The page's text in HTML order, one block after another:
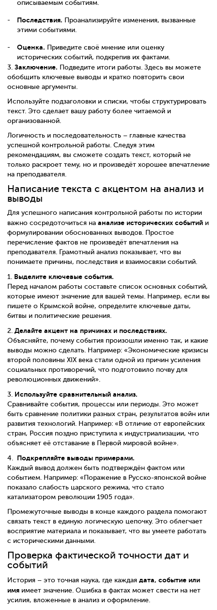
описываемым событиям.
Последствия. Проанализируйте изменения, вызванные
этими событиями.
Оценка. Приведите своё мнение или оценку
исторических событий, подкрепив их фактами.
3. Заключение. Подведите итоги работы. Здесь вы можете
обобщить ключевые выводы и кратко повторить свои
основные аргументы.
Используйте подзаголовки и списки, чтобы структурировать
текст. Это сделает вашу работу более читаемой и
организованной.
Логичность и последовательность – главные качества
успешной контрольной работы. Следуя этим
рекомендациям, вы сможете создать текст, который не
только раскроет тему, но и произведёт хорошее впечатление
на преподавателя.
Написание текста с акцентом на анализ и
выводы
Для успешного написания контрольной работы по истории
важно сосредоточиться на анализе исторических событий и
формулировании обоснованных выводов. Простое
перечисление фактов не произведёт впечатления на
преподавателя. Грамотный анализ показывает, что вы
понимаете причины, последствия и взаимосвязи событий.
1. Выделите ключевые события.
Перед началом работы составьте список основных событий,
которые имеют значение для вашей темы. Например, если вы
пишете о Крымской войне, определите ключевые даты,
битвы и политические решения.
2. Делайте акцент на причинах и последствиях.
Объясняйте, почему события произошли именно так, и какие
выводы можно сделать. Например: «Экономические кризисы
второй половины XIX века стали одной из причин усиления
социальных противоречий, что подготовило почву для
революционных движений».
3. Используйте сравнительный анализ.
Сравнивайте события, процессы или периоды. Это может
быть сравнение политики разных стран, результатов войн или
развития технологий. Например: «В отличие от европейских
стран, Россия поздно приступила к индустриализации, что
объясняет её отставание в Первой мировой войне».
4. Подкрепляйте выводы примерами.
Каждый вывод должен быть подтверждён фактом или
событием. Например: «Поражение в Русско-японской войне
показало слабость царского режима, что стало
катализатором революции 1905 года».
Промежуточные выводы в конце каждого раздела помогают
связать текст в единую логическую цепочку. Это облегчает
восприятие материала и показывает, что вы умеете работать
с историческими данными.
Проверка фактической точности дат и
событий
История – это точная наука, где каждая дата, событие или
имя имеет значение. Ошибка в фактах может свести на нет
усилия, вложенные в анализ и оформление.